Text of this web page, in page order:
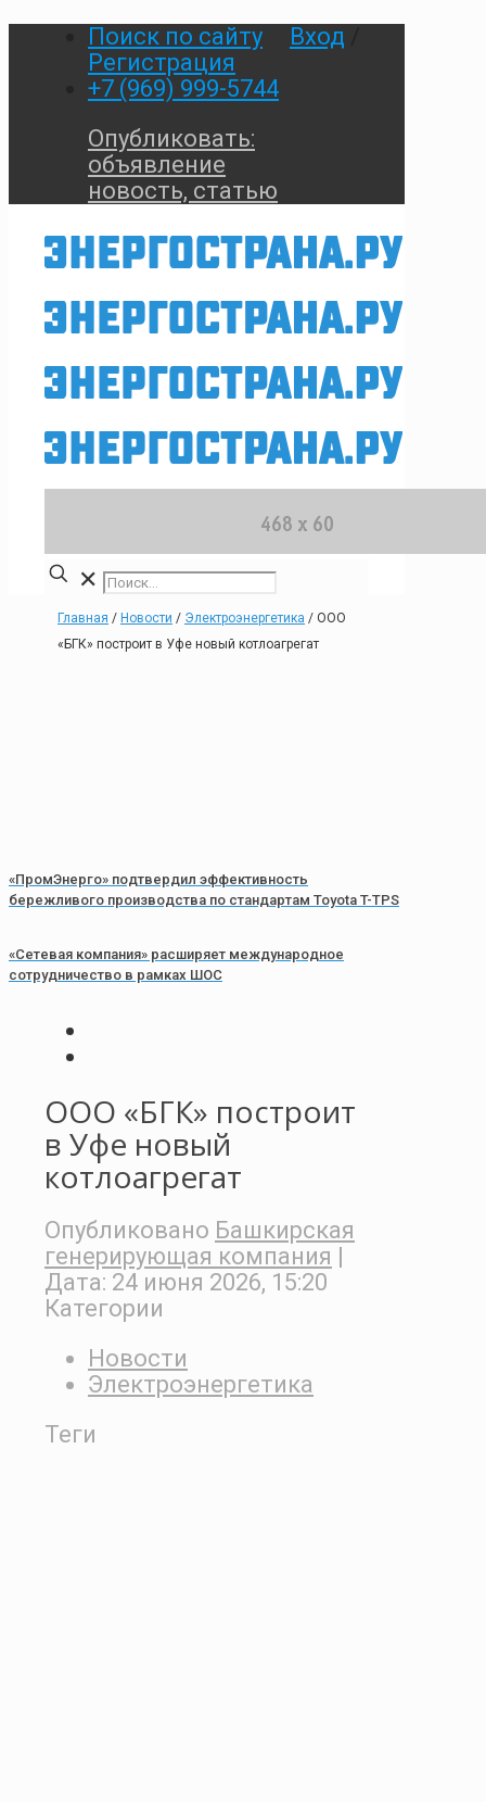
Поиск по сайту Вход
Регистрация
+7 (969) 999-5744
Опубликовать:
объявление
новость, статью
✕
Главная / Новости / Электроэнергетика / ООО
«БГК» построит в Уфе новый котлоагрегат
«ПромЭнерго» подтвердил эффективность
бережливого производства по стандартам Toyota T-TPS
«Сетевая компания» расширяет международное
сотрудничество в рамках ШОС
ООО «БГК» построит
в Уфе новый
котлоагрегат
Опубликовано Башкирская
генерирующая компания
Дата: 24 июня 2026, 15:20
Категории
Новости
Электроэнергетика
Теги